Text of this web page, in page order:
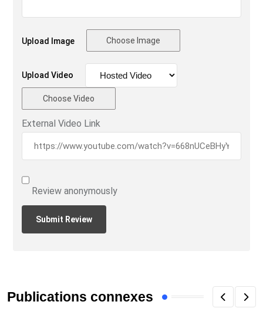
Upload Image Choose Image
Upload Video
Choose Video
External Video Link
Review anonymously
Publications connexes